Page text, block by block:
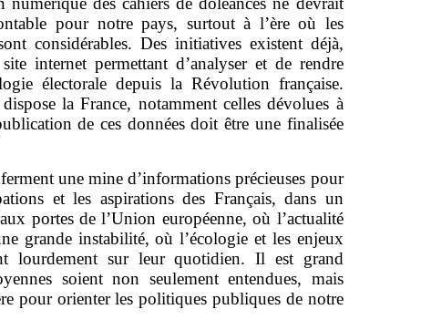
pour notre pays, surtout à l’ère où les
considérables. Des initiatives existent déjà,
internet permettant d’analyser et de rendre
électorale depuis la Révolution française.
la France, notamment celles dévolues à
de ces données doit être une finalisée
une mine d’informations précieuses pour
et les aspirations des Français, dans un
portes de l’Union européenne, où l’actualité
grande instabilité, où l’écologie et les enjeux
lourdement sur leur quotidien. Il est grand
soient non seulement entendues, mais
pour orienter les politiques publiques de notre